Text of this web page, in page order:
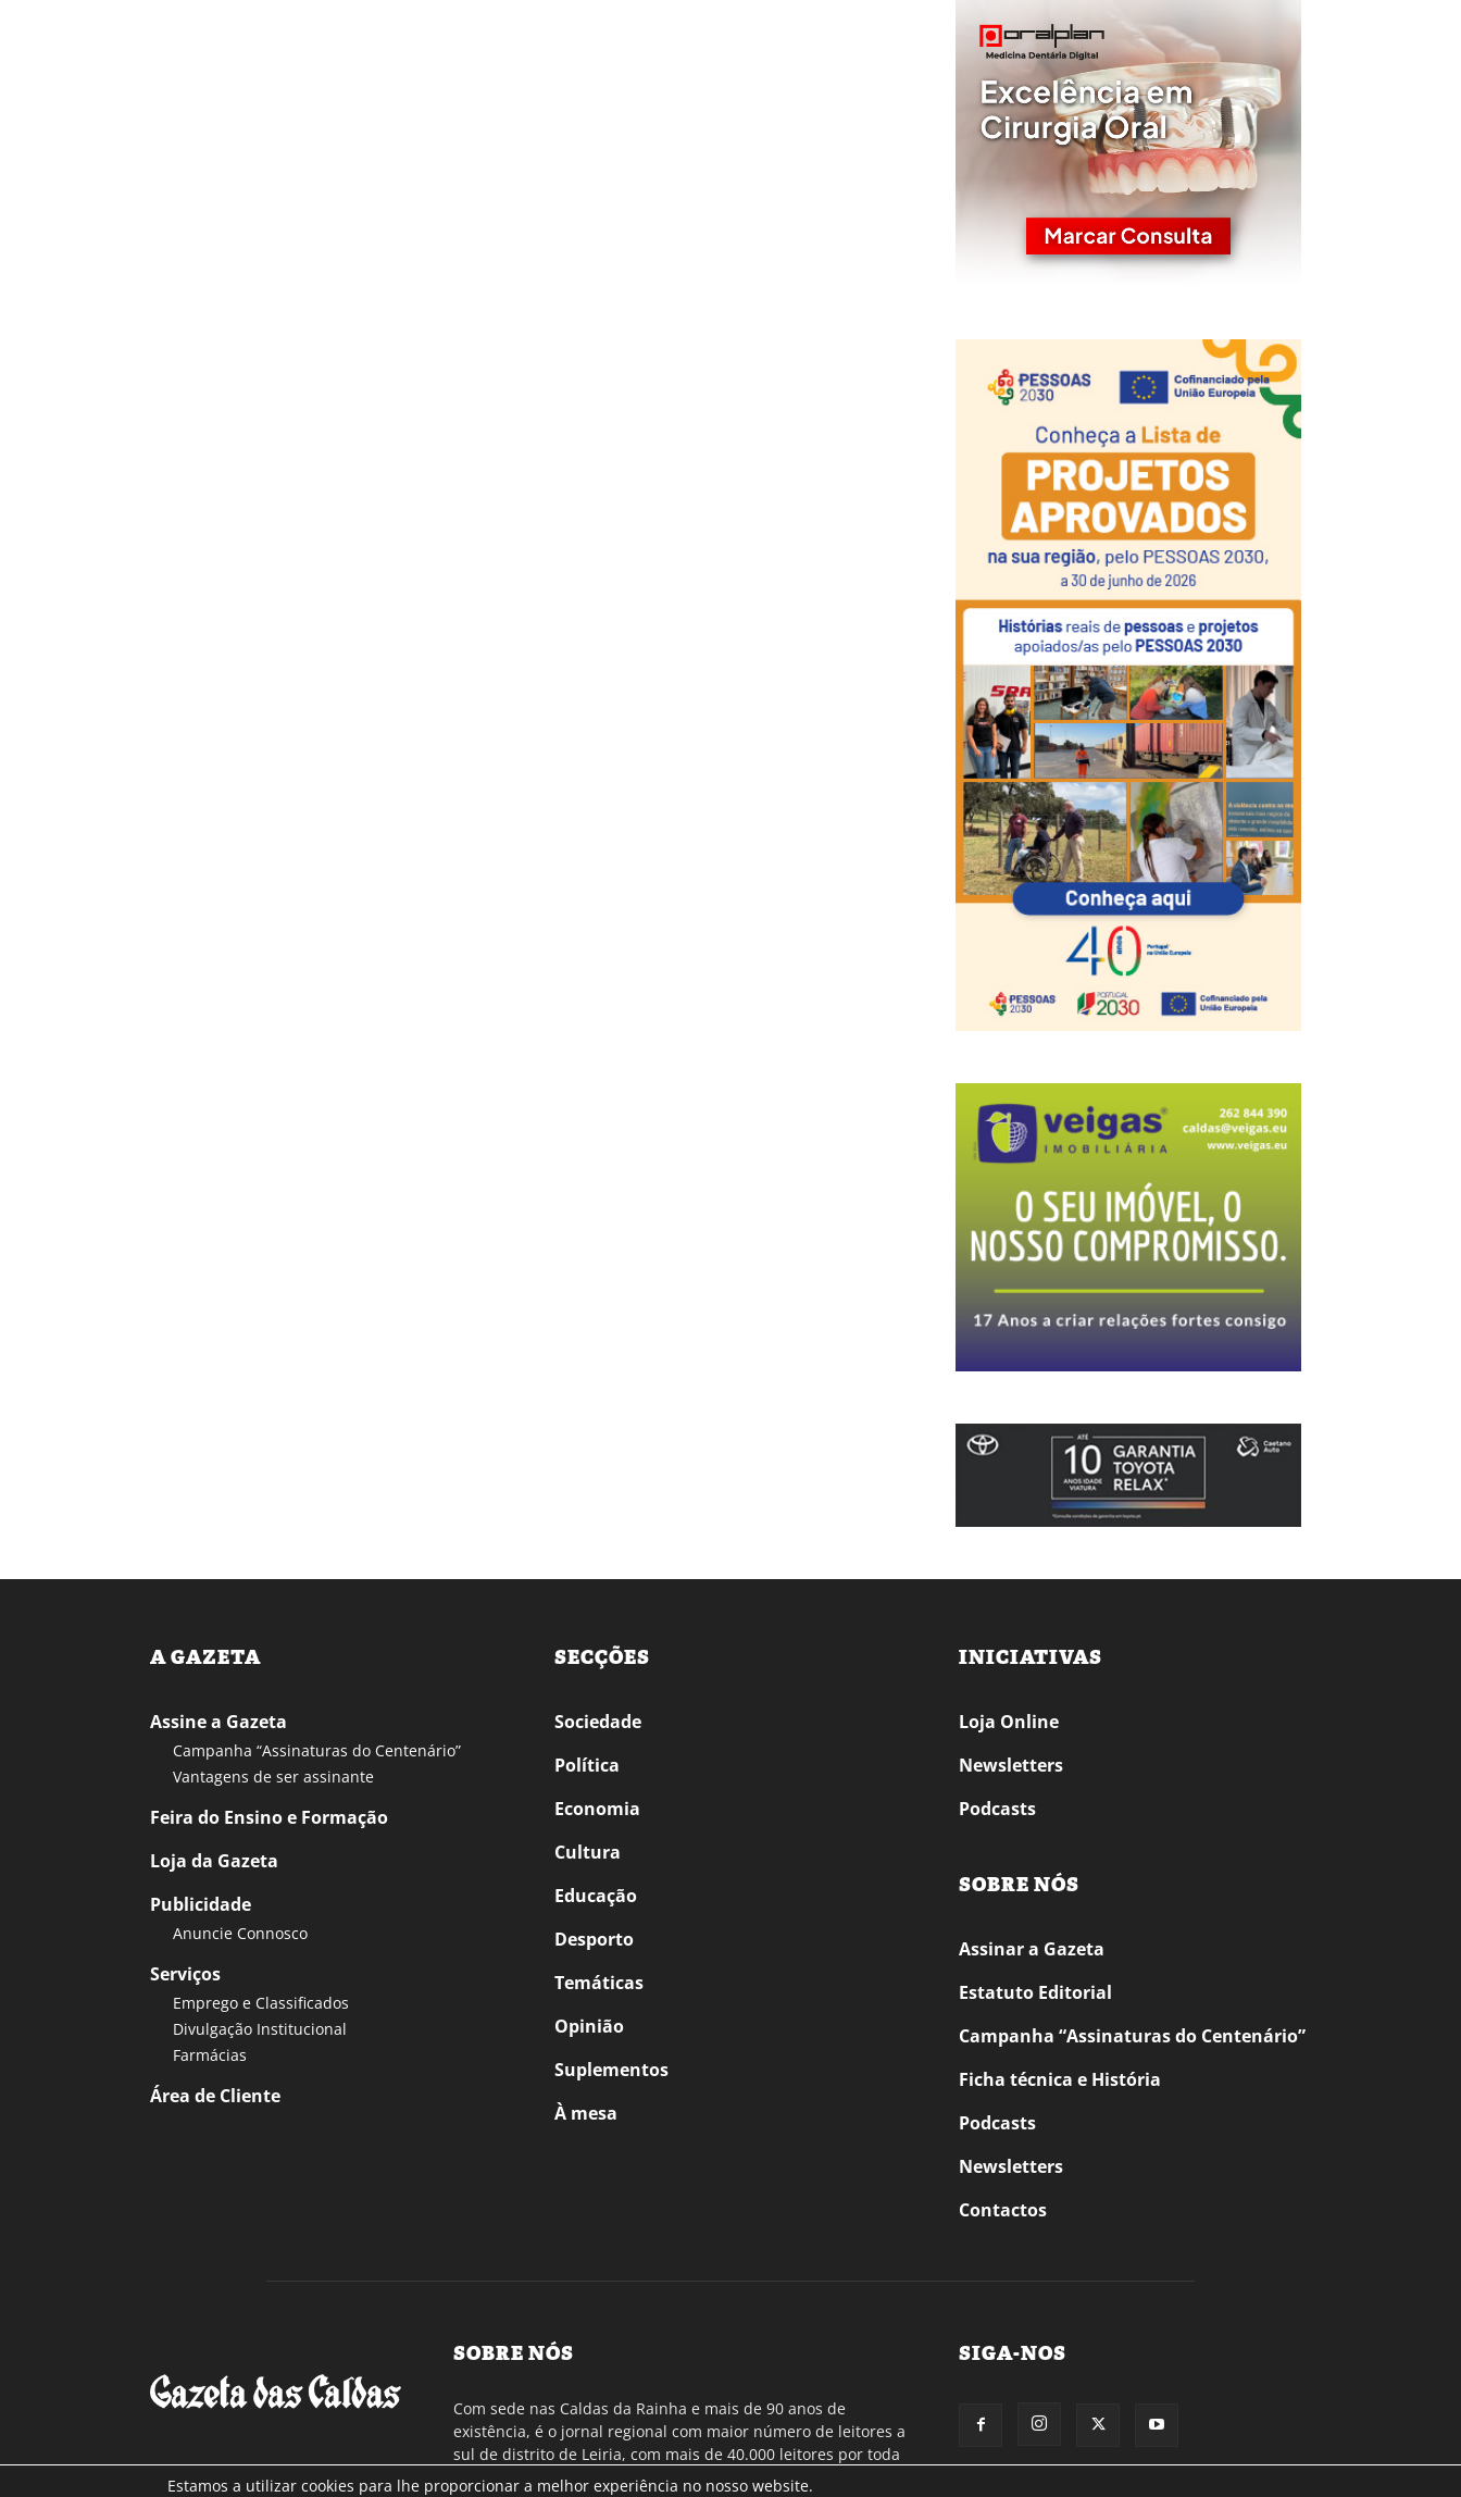
A GAZETA
Assine a Gazeta
Campanha “Assinaturas do Centenário”
Vantagens de ser assinante
Feira do Ensino e Formação
Loja da Gazeta
Publicidade
Anuncie Connosco
Serviços
Emprego e Classificados
Divulgação Institucional
Farmácias
Área de Cliente
SECÇÕES
Sociedade
Política
Economia
Cultura
Educação
Desporto
Temáticas
Opinião
Suplementos
À mesa
INICIATIVAS
Loja Online
Newsletters
Podcasts
SOBRE NÓS
Assinar a Gazeta
Estatuto Editorial
Campanha “Assinaturas do Centenário”
Ficha técnica e História
Podcasts
Newsletters
Contactos
SOBRE NÓS
Com sede nas Caldas da Rainha e mais de 90 anos de
existência, é o jornal regional com maior número de leitores a
sul de distrito de Leiria, com mais de 40.000 leitores por toda
a região Oeste. Jornal com distribuição em Portugal
SIGA-NOS
Estamos a utilizar cookies para lhe proporcionar a melhor experiência no nosso website.